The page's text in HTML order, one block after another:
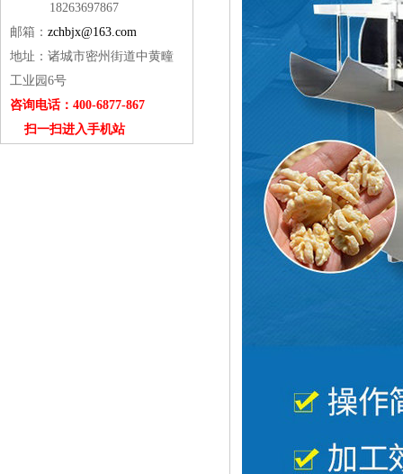
18263697867
邮箱： zchbjx@163.com
地址：诸城市密州街道中黄疃
工业园6号
咨询电话：400-6877-867
扫一扫进入手机站